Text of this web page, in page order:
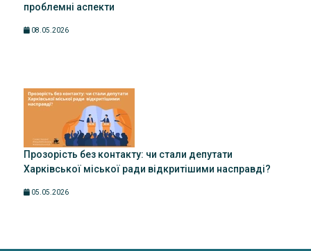
проблемні аспекти
08.05.2026
Прозорість без контакту: чи стали депутати
Харківської міської ради відкритішими насправді?
05.05.2026